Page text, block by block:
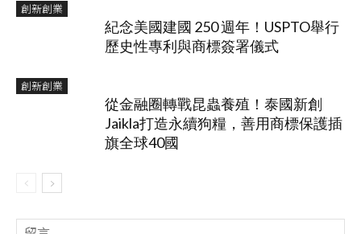
創新創業
紀念美國建國 250 週年！USPTO舉行
歷史性專利與商標簽署儀式
創新創業
從金融圈轉戰昆蟲養殖！泰國新創
Jaikla打造永續狗糧，善用商標保護插
旗全球40國